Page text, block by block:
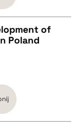
of
Poland